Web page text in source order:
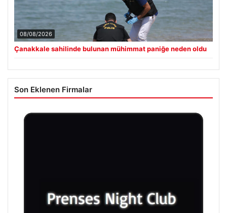
08/08/2026
Çanakkale sahilinde bulunan mühimmat paniğe neden oldu
Son Eklenen Firmalar